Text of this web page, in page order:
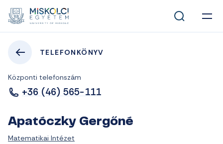
TELEFONKÖNYV
Központi telefonszám
+36 (46) 565-111
Apatóczky Gergőné
Matematikai Intézet